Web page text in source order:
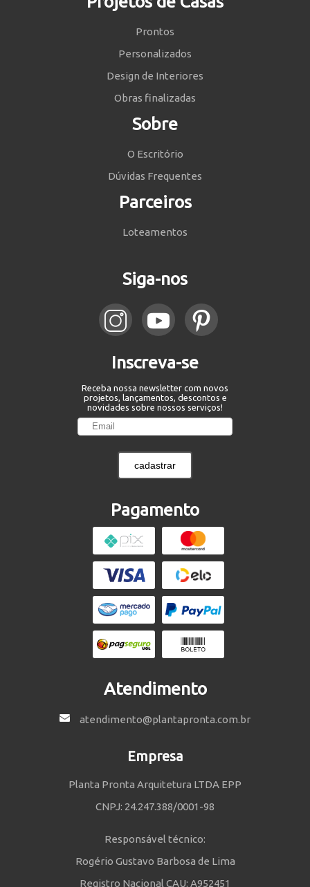
Prontos
Personalizados
Design de Interiores
Obras finalizadas
Sobre
O Escritório
Dúvidas Frequentes
Parceiros
Loteamentos
Siga-nos
Inscreva-se
Receba nossa newsletter com novos
projetos, lançamentos, descontos e
novidades sobre nossos serviços!
cadastrar
Pagamento
Atendimento
atendimento@plantapronta.com.br
Empresa
Planta Pronta Arquitetura LTDA EPP
CNPJ: 24.247.388/0001-98
Responsável técnico:
Rogério Gustavo Barbosa de Lima
Registro Nacional CAU: A952451